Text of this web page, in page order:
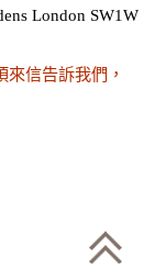
London SW1W
信告訴我們，